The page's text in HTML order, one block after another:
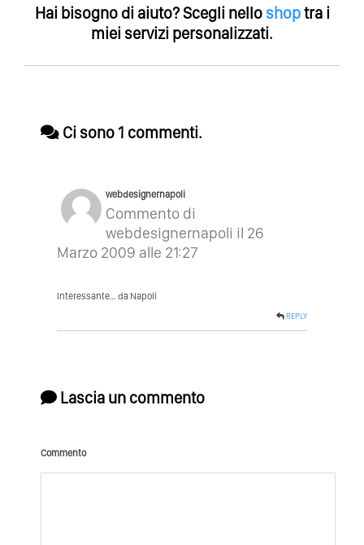
Hai bisogno di aiuto?Scegli nello shoptra i
miei servizi personalizzati.
Ci sono 1 commenti.
webdesignernapoli
Commento di
webdesignernapoli il 26
Marzo 2009 alle 21:27
Interessante… da Napoli
REPLY
Lascia un commento
Commento